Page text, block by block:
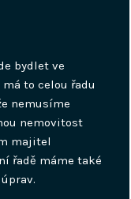
bydlet ve
to celou řadu
nemusíme
nemovitost
majitel
řadě máme také